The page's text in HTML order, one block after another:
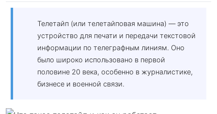
Телетайп (или телетайповая машина) — это
устройство для печати и передачи текстовой
информации по телеграфным линиям. Оно
было широко использовано в первой
половине 20 века, особенно в журналистике,
бизнесе и военной связи.